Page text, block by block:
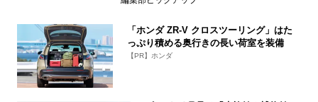
「ホンダ ZR-V クロスツーリング」はた
っぷり積める奥行きの長い荷室を装備
【PR】ホンダ